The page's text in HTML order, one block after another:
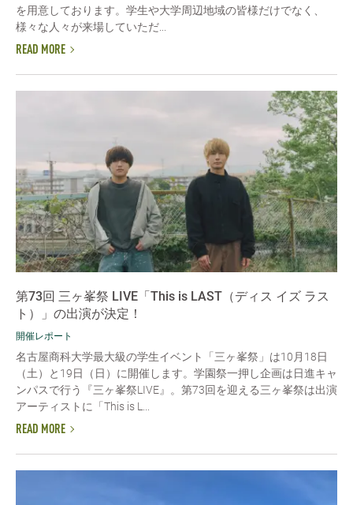
を用意しております。学生や大学周辺地域の皆様だけでなく、
様々な人々が来場していただ...
READ MORE
第73回 三ヶ峯祭 LIVE「This is LAST（ディス イズ ラス
ト）」の出演が決定！
開催レポート
名古屋商科大学最大級の学生イベント「三ヶ峯祭」は10月18日
（土）と19日（日）に開催します。学園祭一押し企画は日進キャ
ンパスで行う『三ヶ峯祭LIVE』。第73回を迎える三ヶ峯祭は出演
アーティストに「This is L...
READ MORE